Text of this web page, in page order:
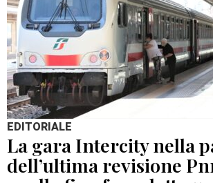
EDITORIALE
La gara Intercity nella
dell’ultima revisione